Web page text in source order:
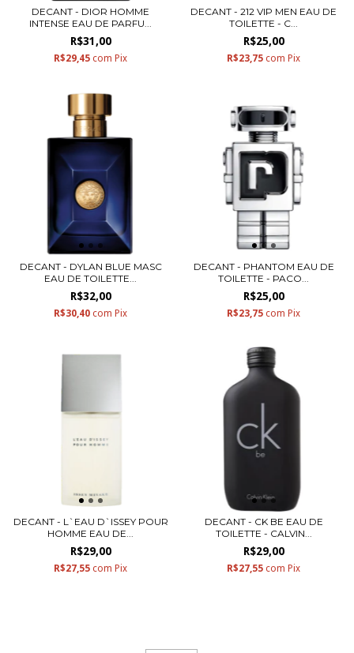
DECANT - DIOR HOMME
INTENSE EAU DE PARFU...
R$31,00
R$29,45 com Pix
DECANT - 212 VIP MEN EAU DE
TOILETTE - C...
R$25,00
R$23,75 com Pix
DECANT - DYLAN BLUE MASC
EAU DE TOILETTE...
R$32,00
R$30,40 com Pix
DECANT - PHANTOM EAU DE
TOILETTE - PACO...
R$25,00
R$23,75 com Pix
DECANT - L`EAU D`ISSEY POUR
HOMME EAU DE...
R$29,00
R$27,55 com Pix
DECANT - CK BE EAU DE
TOILETTE - CALVIN...
R$29,00
R$27,55 com Pix